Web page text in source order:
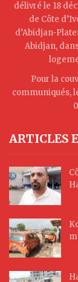
délivré le 18
de Côte
d’Abidjan-
Abidjan,
Pour la
communiqués,
ARTICLES